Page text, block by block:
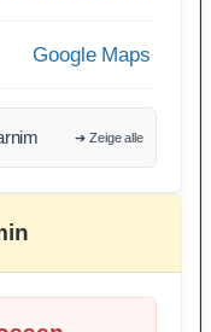
Google Maps
➔ Zeige alle